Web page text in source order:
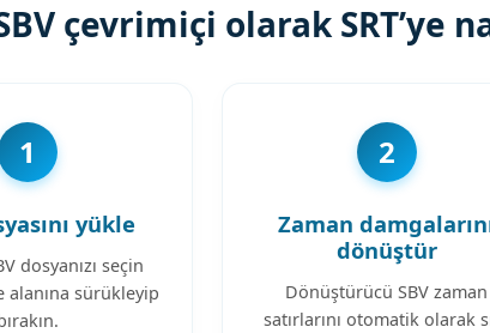
çevrimiçi olarak SRT’ye
1
yükle
dosyanızı seçin
alanına sürükleyip
2
Zaman
dönüştür
Dönüştürücü SBV zaman
satırlarını otomatik olarak